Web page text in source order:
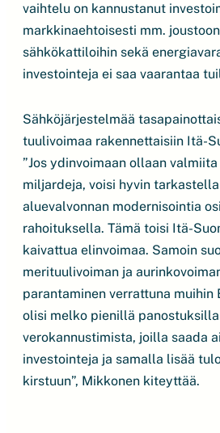
vaihtelu on kannustanut
markkinaehtoisesti mm.
sähkökattiloihin sekä
investointeja ei saa vaarantaa
Sähköjärjestelmää
tuulivoimaa rakennettaisiin Itä-
”Jos ydinvoimaan ollaan
miljardeja, voisi hyvin
aluevalvonnan modernisointia
rahoituksella. Tämä toisi Itä-
kaivattua elinvoimaa. Samoin
merituulivoiman ja
parantaminen verrattuna muihin
olisi melko pienillä
verokannustimista, joilla saada
investointeja ja samalla lisää
kirstuun”, Mikkonen kiteyttää.